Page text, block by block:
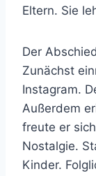
Eltern. Sie
Der
Zunächst
Instagram.
Außerdem
freute er
Nostalgie.
Kinder.